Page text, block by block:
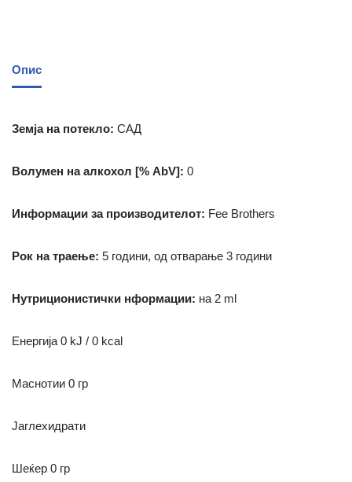
Опис
Земја на потекло: САД
Волумен на алкохол [% AbV]: 0
Информации за производителот: Fee Brothers
Рок на траење: 5 години, од отварање 3 години
Нутриционистички нформации: на 2 ml
Енергија 0 kJ / 0 kcal
Маснотии 0 гр
Јаглехидрати
Шеќер 0 гр